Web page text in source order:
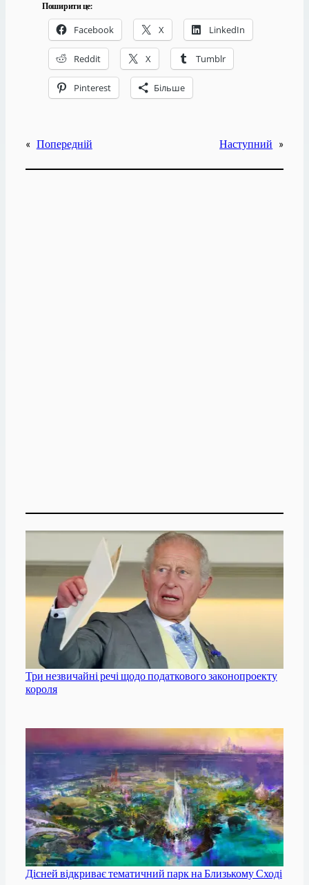
Поширити це:
Facebook X LinkedIn
Reddit X Tumblr
Pinterest Більше
« Попередній Наступний »
Три незвичайні речі щодо податкового законопроекту
короля
Дісней відкриває тематичний парк на Близькому Сході